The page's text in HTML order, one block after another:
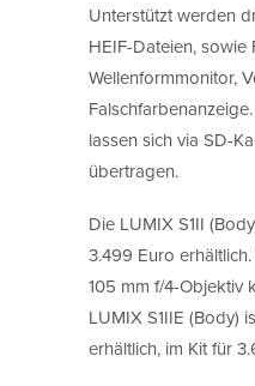
Unterstützt werden
HEIF-Dateien, sowie
Wellenformmonitor,
lassen sich via SD-
übertragen.
Die LUMIX S1II
3.499 Euro
105 mm f/4-Objektiv
LUMIX S1IIE (Body)
erhältlich, im Kit für